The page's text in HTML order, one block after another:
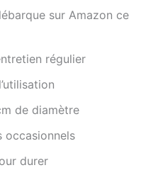
sur Amazon ce
régulier
de diamètre
occasionnels
durer